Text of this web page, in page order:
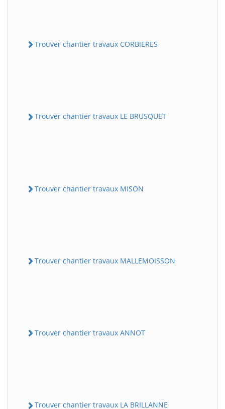
Trouver chantier travaux CORBIERES
Trouver chantier travaux LE BRUSQUET
Trouver chantier travaux MISON
Trouver chantier travaux MALLEMOISSON
Trouver chantier travaux ANNOT
Trouver chantier travaux LA BRILLANNE